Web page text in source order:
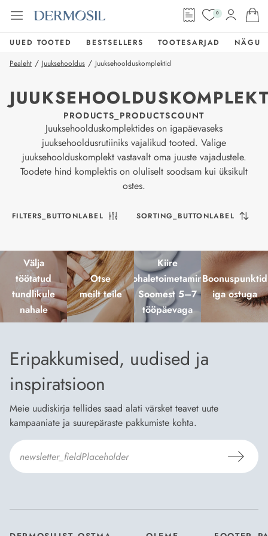
0
UUED TOOTED BESTSELLERS TOOTESARJAD
NÄGU
Pealeht / Juuksehooldus / Juuksehoolduskomplektid
PRODUCTS_PRODUCTSCOUNT
Juuksehoolduskomplektides on igapäevaseks
juuksehooldusrutiiniks vajalikud tooted. Valige
juuksehoolduskomplekt vastavalt oma juuste vajadustele.
Toodete hind komplektis on oluliselt soodsam kui üksikult
ostes.
FILTERS_BUTTONLABEL SORTING_BUTTONLABEL
Välja
töötatud
tundlikule
nahale
Otse
meilt teile
Kiire
kohaletoimetamine
Soomest 5–7
tööpäevaga
Boonuspunktid
iga ostuga
Eripakkumised, uudised ja
inspiratsioon
Meie uudiskirja tellides saad alati värsket teavet uute
kampaaniate ja suurepäraste pakkumiste kohta.